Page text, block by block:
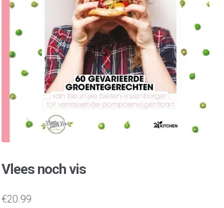
Vlees noch vis
€20.99